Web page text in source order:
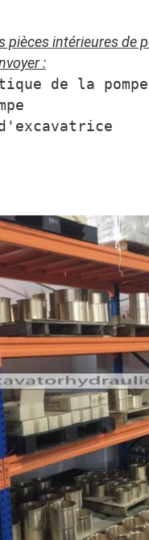
pièces intérieures de
:
de la pompe